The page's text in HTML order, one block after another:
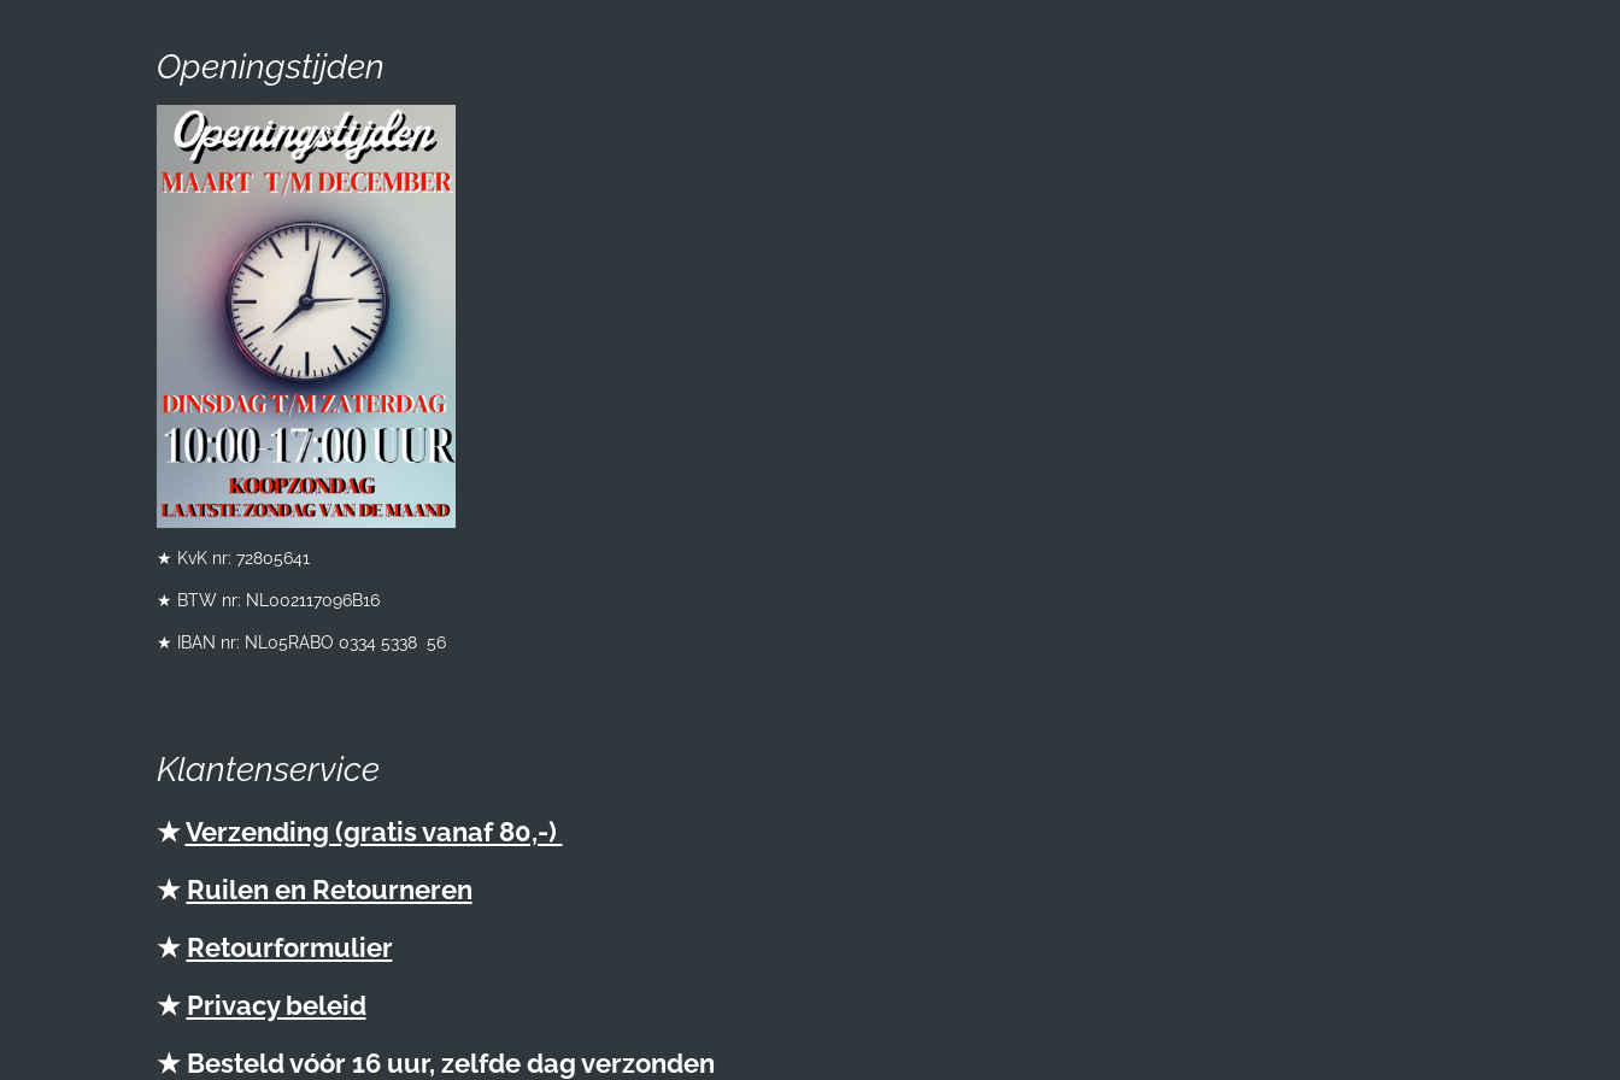
Openingstijden
★ KvK nr: 72805641
★ BTW nr: NL002117096B16
★ IBAN nr: NL05RABO 0334 5338 56
Klantenservice
★Verzending (gratis vanaf 80,-)
★ Ruilen en Retourneren
★ Retourformulier
★ Privacy beleid
★ Besteld vóór 16 uur, zelfde dag verzonden